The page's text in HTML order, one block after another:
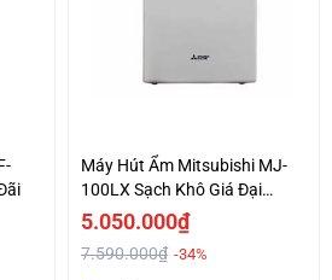
Máy Hút Ẩm Mitsubishi MJ-
100LX Sạch Khô Giá Đại
Chiến
5.050.000₫
7.590.000₫ -34%